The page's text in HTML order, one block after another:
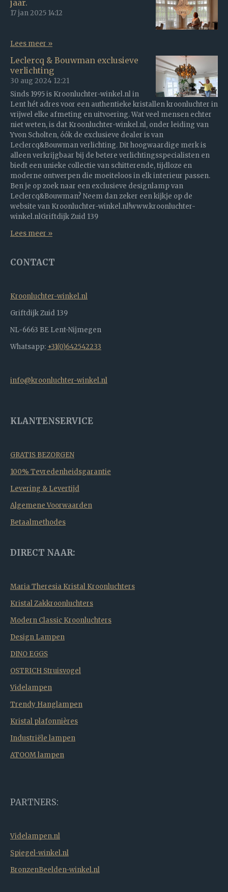
jaar.
17 jan 2025 14:12
Lees meer »
Leclercq & Bouwman exclusieve
verlichting
30 aug 2024 12:21
Sinds 1995 is Kroonluchter-winkel.nl in
Lent hét adres voor een authentieke kristallen kroonluchter in
vrijwel elke afmeting en uitvoering. Wat veel mensen echter
niet weten, is dat Kroonluchter-winkel.nl, onder leiding van
Yvon Scholten, óók de exclusieve dealer is van
Leclercq&Bouwman verlichting. Dit hoogwaardige merk is
alleen verkrijgbaar bij de betere verlichtingsspecialisten en
biedt een unieke collectie van schitterende, tijdloze en
moderne ontwerpen die moeiteloos in elk interieur passen.
Ben je op zoek naar een exclusieve designlamp van
Leclercq&Bouwman? Neem dan zeker een kijkje op de
website van Kroonluchter-winkel.nl!www.kroonluchter-
winkel.nlGriftdijk Zuid 139
Lees meer »
CONTACT
Kroonluchter-winkel.nl
Griftdijk Zuid 139
NL-6663 BE Lent-Nijmegen
Whatsapp: +31(0)642542233
info@kroonluchter-winkel.nl
KLANTENSERVICE
GRATIS BEZORGEN
100% Tevredenheidsgarantie
Levering & Levertijd
Algemene Voorwaarden
Betaalmethodes
DIRECT NAAR:
Maria Theresia Kristal Kroonluchters
Kristal Zakkroonluchters
Modern Classic Kroonluchters
Design Lampen
DINO EGGS
OSTRICH Struisvogel
Videlampen
Trendy Hanglampen
Kristal plafonnières
Industriële lampen
ATOOM lampen
PARTNERS:
Videlampen.nl
Spiegel-winkel.nl
BronzenBeelden-winkel.nl